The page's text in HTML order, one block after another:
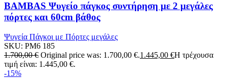
BAMBAS Ψυγείο πάγκος συντήρηση με 2 μεγάλες
πόρτες και 60cm βάθος
Ψυγεία Πάγκοι με Πόρτες μεγάλες
SKU: PM6 185
1.700,00€ Original price was: 1.700,00 €.1.445,00 €Η τρέχουσα
τιμή είναι: 1.445,00 €.
-15%